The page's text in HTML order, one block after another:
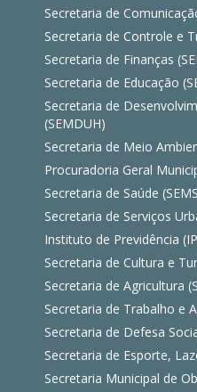
Secretaria de
Secretaria de Controle e
Secretaria de Finanças
Secretaria de Educação
Secretaria de
(SEMDUH)
Secretaria de Meio
Procuradoria Geral
Secretaria de Saúde
Secretaria de Serviços
Instituto de Previdência
Secretaria de Cultura e
Secretaria de Agricultura
Secretaria de Trabalho e
Secretaria de Defesa
Secretaria de Esporte,
Secretaria Municipal de